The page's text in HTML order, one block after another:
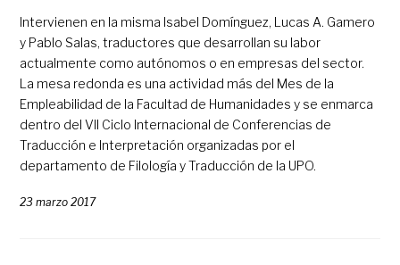
Intervienen en la misma Isabel Domínguez, Lucas A. Gamero
y Pablo Salas, traductores que desarrollan su labor
actualmente como autónomos o en empresas del sector.
La mesa redonda es una actividad más del Mes de la
Empleabilidad de la Facultad de Humanidades y se enmarca
dentro del VII Ciclo Internacional de Conferencias de
Traducción e Interpretación organizadas por el
departamento de Filología y Traducción de la UPO.
23 marzo 2017